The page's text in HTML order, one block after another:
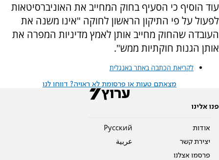
עוד הוסיף כי הסעיף בחוק המחייב את האוניברסיטאות
לפעול על פי התיקון הראשון לחוקה "אינו משנה את
העובדה שהחוק מחייב אותן לאמץ מדיניות המפרה את
אותן הגנות חוקתיות ממש".
לקריאת הכתבה באתר באנגלית
מצאתם טעות או פרסומת לא ראויה? דווחו לנו
פנו אלינו
אודות
יצירת קשר
פרסמו אצלנו
Pусский
عربية